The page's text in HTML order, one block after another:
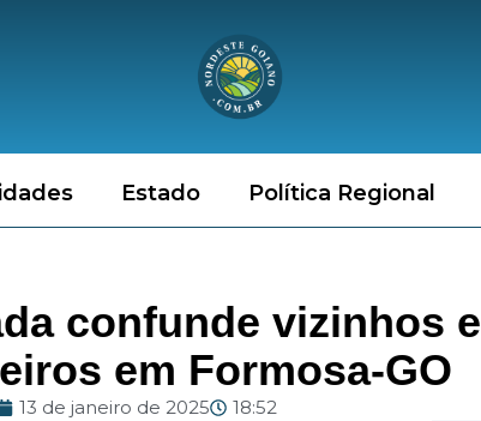
Estado Política Regional
confunde vizinhos e
em Formosa-GO
13 de janeiro de 2025 18:52